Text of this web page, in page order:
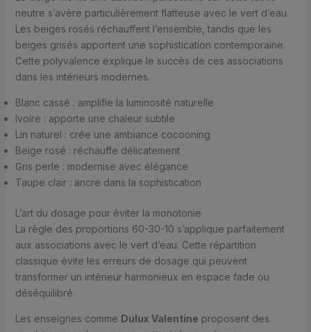
neutre s’avère particulièrement flatteuse avec le vert d’eau.
Les beiges rosés réchauffent l’ensemble, tandis que les
beiges grisés apportent une sophistication contemporaine.
Cette polyvalence explique le succès de ces associations
dans les intérieurs modernes.
Blanc cassé : amplifie la luminosité naturelle
Ivoire : apporte une chaleur subtile
Lin naturel : crée une ambiance cocooning
Beige rosé : réchauffe délicatement
Gris perle : modernise avec élégance
Taupe clair : ancre dans la sophistication
L’art du dosage pour éviter la monotonie
La règle des proportions 60-30-10 s’applique parfaitement
aux associations avec le vert d’eau. Cette répartition
classique évite les erreurs de dosage qui peuvent
transformer un intérieur harmonieux en espace fade ou
déséquilibré.
Les enseignes comme Dulux Valentine proposent des